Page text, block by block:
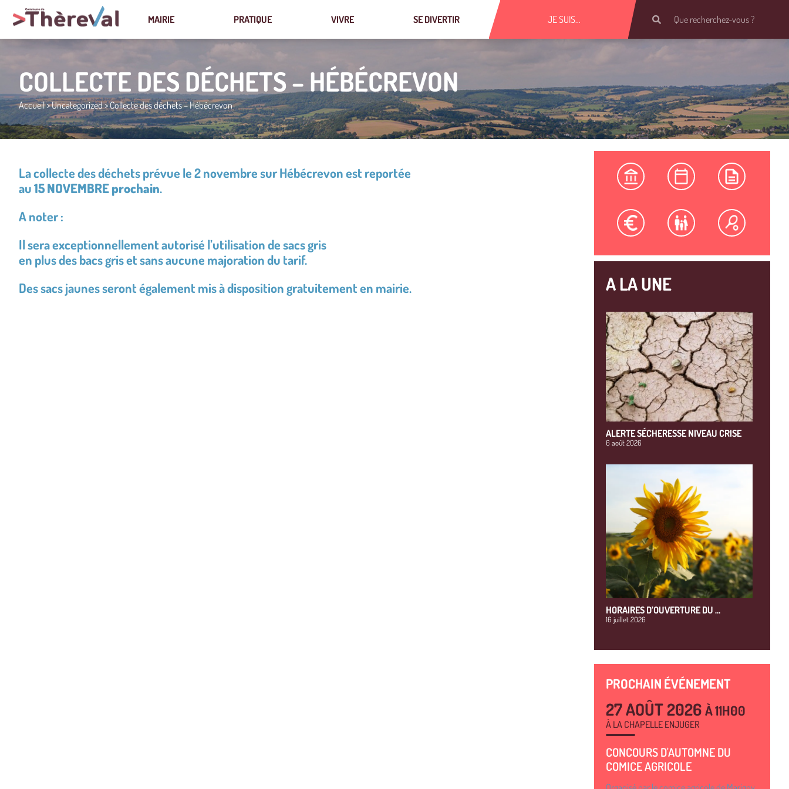
MAIRIE PRATIQUE VIVRE SE DIVERTIR JE SUIS…
COLLECTE DES DÉCHETS – HÉBÉCREVON
Accueil>Uncategorized>Collecte des déchets – Hébécrevon
La collecte des déchets prévue le 2 novembre sur Hébécrevon est reportée
au15 NOVEMBRE prochain.
A noter :
Il sera exceptionnellement autorisé l’utilisation de sacs gris
en plus des bacs gris et sans aucune majoration du tarif.
Des sacs jaunes seront également mis à disposition gratuitement en mairie.
A LA UNE
ALERTE SÉCHERESSE NIVEAU CRISE
6 août 2026
HORAIRES D’OUVERTURE DU …
16 juillet 2026
PROCHAIN ÉVÉNEMENT
27 AOÛT 2026 À 11H00
À LA CHAPELLE ENJUGER
CONCOURS D'AUTOMNE DU
COMICE AGRICOLE